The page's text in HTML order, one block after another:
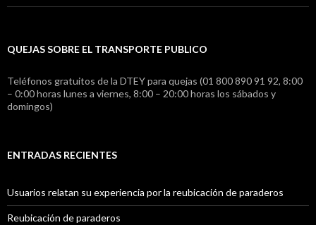
QUEJAS SOBRE EL TRANSPORTE PUBLICO
Teléfonos gratuitos de la DTEY para quejas (01 800 890 91 92, 8:00
– 0:00 horas lunes a viernes, 8:00 – 20:00 horas los sábados y
domingos)
ENTRADAS RECIENTES
Usuarios relatan su experiencia por la reubicación de paraderos
Reubicación de paraderos